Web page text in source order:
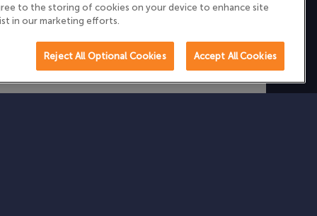
COLUMBIA
CADERNO UNIVERSITÁRIO
CAPA DURA KRAFT ART
to the storing of cookies on your device to enhance site
in our marketing efforts.
Reject All Optional Cookies Accept All Cookies